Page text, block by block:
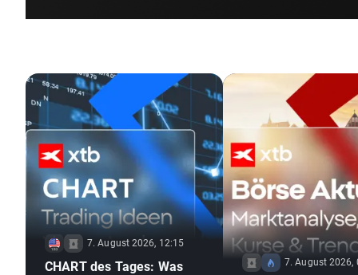
7. August 2026, 12:15
CHART des Tages: Was
7. August 2026,